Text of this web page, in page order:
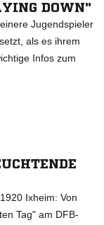
DOWN"
Jugendspieler
als es ihrem
Infos zum
Ixheim: Von
Tag" am DFB-